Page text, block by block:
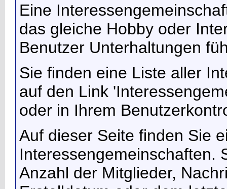
Eine
das gleiche Hobby oder
Benutzer Unterhaltungen
Sie finden eine Liste aller
auf den Link
oder in Ihrem
Auf dieser Seite finden Sie
Interessengemeinschaften.
Anzahl der Mitglieder,